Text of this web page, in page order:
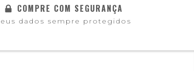
COMPRE COM SEGURANÇA
dados sempre protegidos